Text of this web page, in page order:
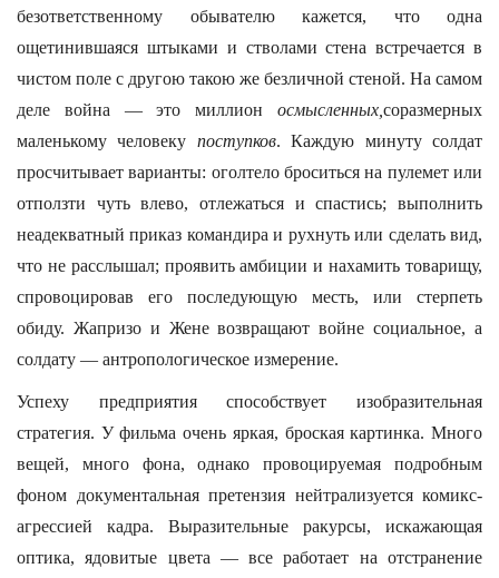
безответственному обывателю кажется, что одна
ощетинившаяся штыками и стволами стена встречается в
чистом поле с другою такою же безличной стеной. На самом
деле война — это миллион осмысленных, соразмерных
маленькому человеку поступков. Каждую минуту солдат
просчитывает варианты: оголтело броситься на пулемет или
отползти чуть влево, отлежаться и спастись; выполнить
неадекватный приказ командира и рухнуть или сделать вид,
что не расслышал; проявить амбиции и нахамить товарищу,
спровоцировав его последующую месть, или стерпеть
обиду. Жапризо и Жене возвращают войне социальное, а
солдату — антропологическое измерение.
Успеху предприятия способствует изобразительная
стратегия. У фильма очень яркая, броская картинка. Много
вещей, много фона, однако провоцируемая подробным
фоном документальная претензия нейтрализуется комикс-
агрессией кадра. Выразительные ракурсы, искажающая
оптика, ядовитые цвета — все работает на отстранение